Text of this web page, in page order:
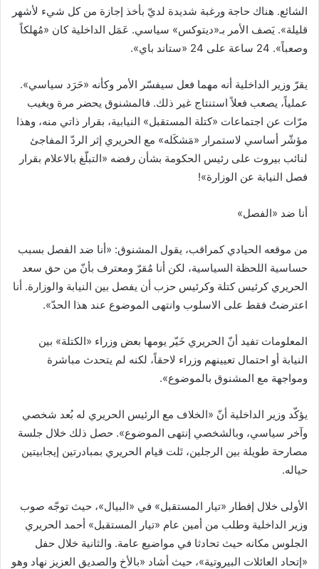
الشائع. هناك حاجة ورغبة شديدة لديّ بأخذ إجازة من كل شيء لأشهر
قليلة». يَصف الأمر بـ«ديتوكس» سياسي. عَمَل الداخلية كان «مُهلكاً
وصعباً». 24 ساعة على 24 «ستاند باي».
يقرّ وزير الداخلية أنه مهما فعل سيفسّر الأمر وكأنه «حَرَد سياسي».
عملياً، يصعب فعلاً استنتاج غير ذلك. فالمشنوق يحضر مرة ويغيب
مرّات عن اجتماعات «كتلة المستقبل» النيابية، بقرار ذاتي منه، وهذا
مؤشّر أساسي لاستمرار «مَشكَله» مع الحريري إثر الردّ المفاجئ
لنائب بيروت على رئيس الحكومة بشأن رفضه «التبلّغ بالاعلام بقرار
فصل النيابة عن الوزارة»!
أنا ضد «الفصل»
من موقعه الحيادي كمراقب، يقول المشنوق: «أنا ضد الفصل بسبب
حساسية اللحظة السياسية، لكن أنا مُقرّ ومعترف بأنّ من حق سعد
الحريري كرئيس كتلة وكرئيس حزب أن يفصل بين النيابة والوزارة. أنا
اعترضتُ فقط على الاسلوب وانتهى الموضوع عند هذا الحدّ».
المعلومات تفيد أنّ الحريري خَيّر يومها بعض وزراء «الكتلة» بين
النيابة أو احتمال تعيينهم وزراء لاحقاً، لكنه لم يتحدث مباشرة
ومواجهة مع المشنوق بالموضوع».
يؤكّد وزير الداخلية أنّ «الخلاف مع الرئيس الحريري له بُعد شخصي
وآخر سياسي، وبالشخصي إنتهى الموضوع». حصل ذلك خلال جلسة
مصارحة طويلة بين الرجلين، تَلت قيام الحريري بمبادرتين إيجابيتين
حياله.
الأولى خلال إفطار «تيار المستقبل» في «البيال»، حيث توجّه صوب
وزير الداخلية وطلب من أمين عام «تيار المستقبل» أحمد الحريري
الجلوس مكانه حيث تحادثا في مواضيع عامة. والثانية خلال حفل
«إتحاد العائلات البيروتية»، حيث أشاد «بالأخ والصديق العزيز نهاد وهو